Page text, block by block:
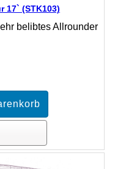
17` (STK103)
belibtes Allrounder